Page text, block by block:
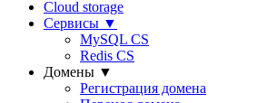
Cloud storage
Сервисы ▼
MySQL CS
Redis CS
Домены ▼
Регистрация домена